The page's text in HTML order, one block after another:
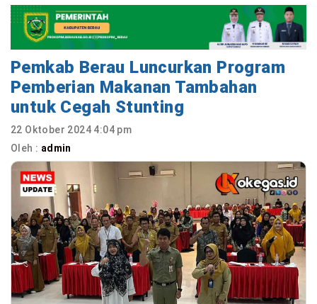
Pemkab Berau Luncurkan Program
Pemberian Makanan Tambahan
untuk Cegah Stunting
22 Oktober 2024 4:04 pm
Oleh : admin